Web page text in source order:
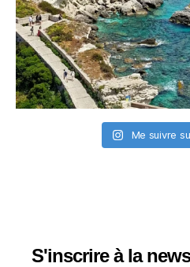
Me suivre
S'inscrire à la